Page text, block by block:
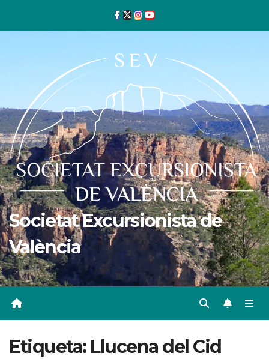
Societat Excursionista de
València
Etiqueta: Llucena del Cid